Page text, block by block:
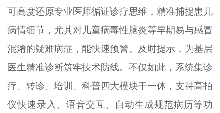
可高度还原专业医师循证诊疗思维，精准捕捉患儿
病情细节，尤其对儿童病毒性脑炎等早期易与感冒
混淆的疑难病症，能快速预警、及时提示，为基层
医生精准诊断筑牢技术防线。不仅如此，系统集诊
疗、转诊、培训、科普四大模块于一体，支持高拍
仪快速录入、语音交互、自动生成规范病历等功